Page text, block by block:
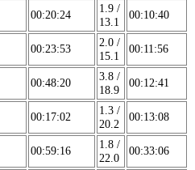
00:20:24
1.9 /
13.1
00:10:40
00:23:53
2.0 /
15.1
00:11:56
00:48:20
3.8 /
18.9
00:12:41
00:17:02
1.3 /
20.2
00:13:08
00:59:16
1.8 /
22.0
00:33:06